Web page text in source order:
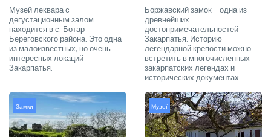
Музей леквара с
дегустационным залом
находится в с. Ботар
Береговского района. Это одна
из малоизвестных, но очень
интересных локаций
Закарпатья.
Боржавский замок - одна из
древнейших
достопримечательностей
Закарпатья. Историю
легендарной крепости можно
встретить в многочисленных
закарпатских легендах и
исторических документах.
Замки Музеї